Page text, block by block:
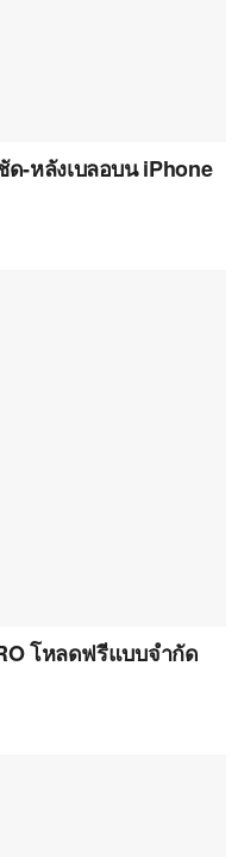
-หลังเบลอบน iPhone
โหลดฟรีแบบจำกัด